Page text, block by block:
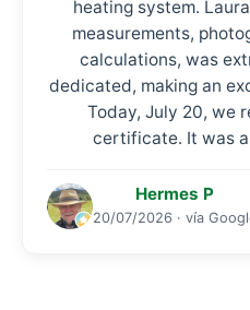
heating system.
measurements,
calculations, was
dedicated, making an
Today, July 20, we
certificate. It was
Hermes P
20/07/2026 · vía